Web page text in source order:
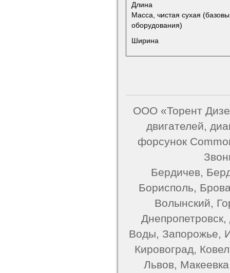
Длина
Масса, чистая сухая
оборудования)
Ширина
ООО «Торент
двигателей,
форсунок
Бердичев,
Борисполь,
Волынский,
Воды, Запорожье,
Кировоград,
Львов,